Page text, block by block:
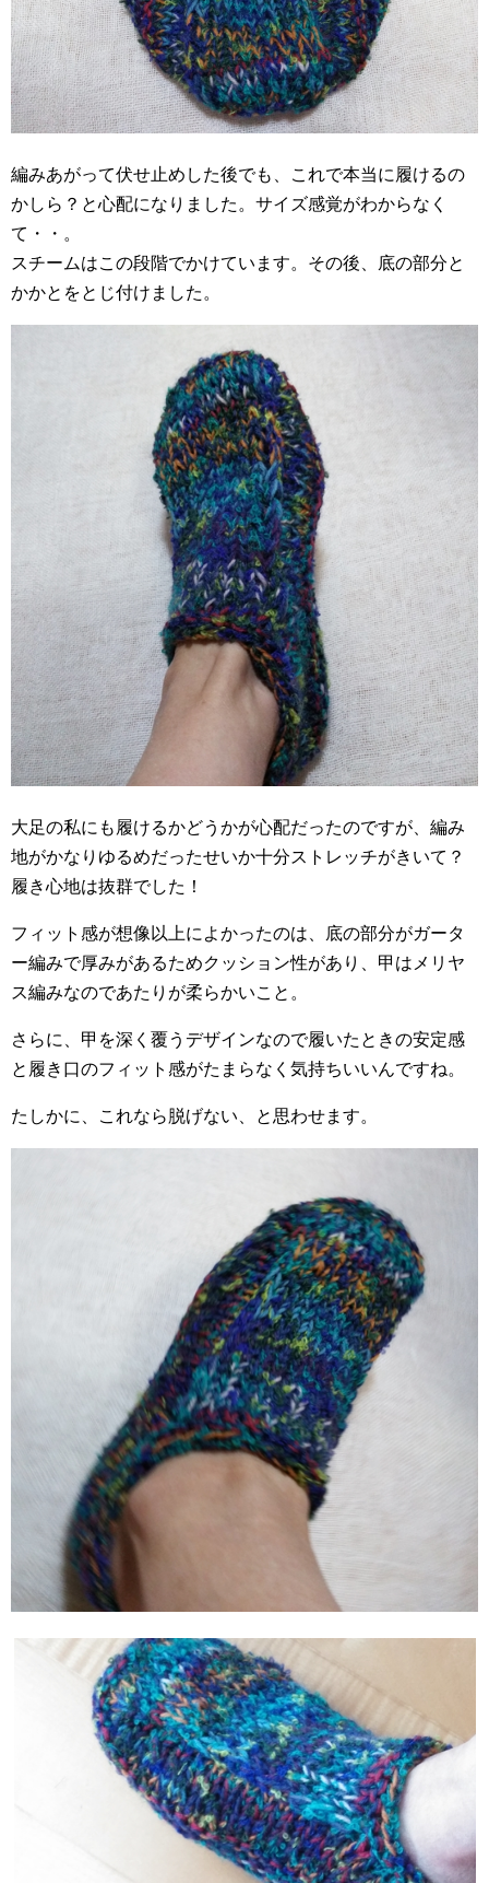
編みあがって伏せ止めした後でも、これで本当に履けるの
かしら？と心配になりました。サイズ感覚がわからなく
て・・。
スチームはこの段階でかけています。その後、底の部分と
かかとをとじ付けました。
大足の私にも履けるかどうかが心配だったのですが、編み
地がかなりゆるめだったせいか十分ストレッチがきいて？
履き心地は抜群でした！
フィット感が想像以上によかったのは、底の部分がガータ
ー編みで厚みがあるためクッション性があり、甲はメリヤ
ス編みなのであたりが柔らかいこと。
さらに、甲を深く覆うデザインなので履いたときの安定感
と履き口のフィット感がたまらなく気持ちいいんですね。
たしかに、これなら脱げない、と思わせます。